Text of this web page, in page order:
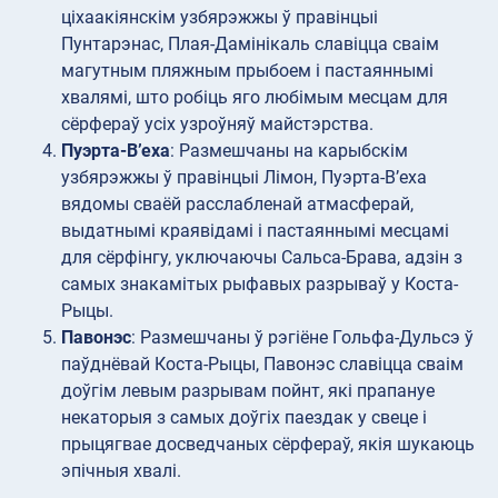
ціхаакіянскім узбярэжжы ў правінцыі
Пунтарэнас, Плая-Дамінікаль славіцца сваім
магутным пляжным прыбоем і пастаяннымі
хвалямі, што робіць яго любімым месцам для
сёрфераў усіх узроўняў майстэрства.
Пуэрта-В’еха: Размешчаны на карыбскім
узбярэжжы ў правінцыі Лімон, Пуэрта-В’еха
вядомы сваёй расслабленай атмасферай,
выдатнымі краявідамі і пастаяннымі месцамі
для сёрфінгу, уключаючы Сальса-Брава, адзін з
самых знакамітых рыфавых разрываў у Коста-
Рыцы.
Павонэс: Размешчаны ў рэгіёне Гольфа-Дульсэ ў
паўднёвай Коста-Рыцы, Павонэс славіцца сваім
доўгім левым разрывам пойнт, які прапануе
некаторыя з самых доўгіх паездак у свеце і
прыцягвае досведчаных сёрфераў, якія шукаюць
эпічныя хвалі.